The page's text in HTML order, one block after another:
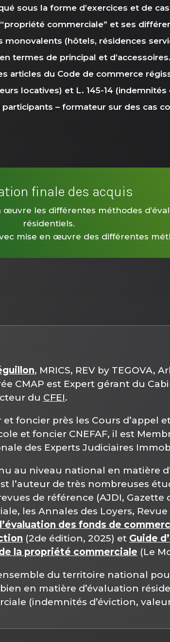
sous la forme d’exercices et de
commerciale” et ses
monovalents (hôtels, résidences
termes de principal et d’accessoires.
articles du Code de commerce
locatives) et L. 145-14 (indemnités
– formateur sur des cas
finale des acquis
les différentes méthodes
résidentiels.
mise en œuvre des différentes
, MRICS, REV by TEGOVA,
CMAP est Expert gérant du
du CFEI.
foncier près les Cours d’appel
et foncier CNEFAF, il est
des Experts Judiciaires
au niveau national en matière
l’auteur de très nombreuses
de référence (AJDI, Gazette
les Annales des Loyers,
des fonds de
(2de édition, 2025) et Guide
la propriété commerciale (Le
du territoire national
en matière d’évaluation
(indemnités d’éviction,